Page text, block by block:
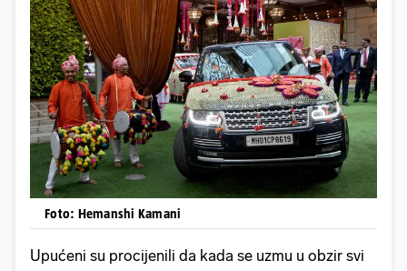
Foto: Hemanshi Kamani
Upućeni su procijenili da kada se uzmu u obzir svi